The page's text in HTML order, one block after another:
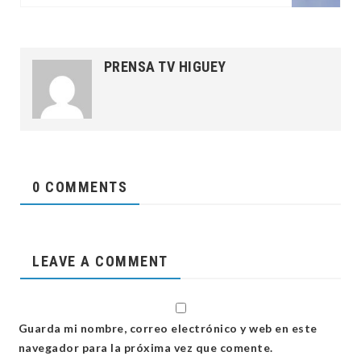
PRENSA TV HIGUEY
0 COMMENTS
LEAVE A COMMENT
Guarda mi nombre, correo electrónico y web en este
navegador para la próxima vez que comente.